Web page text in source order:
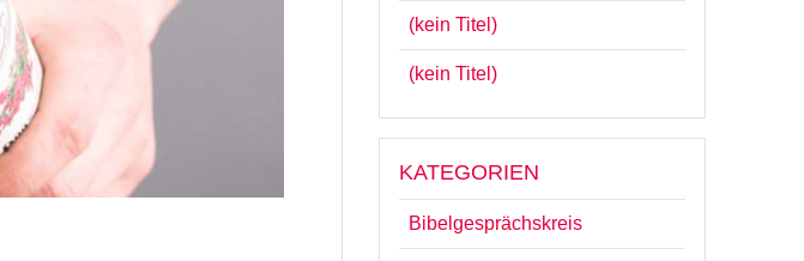
(kein Titel)
(kein Titel)
KATEGORIEN
Bibelgesprächskreis